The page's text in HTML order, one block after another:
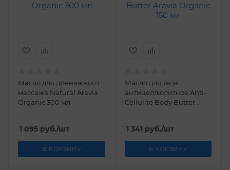
Масло для дренажного
массажа Natural Aravia
Organic 300 мл
1 095 руб./шт
В КОРЗИНУ
Масло для тела
антицеллюлитное Anti-
Cellulite Body Butter
1 341 руб./шт
В КОРЗИНУ